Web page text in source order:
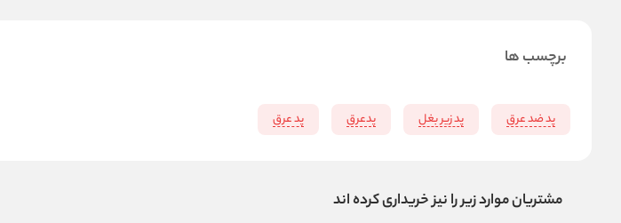
برچسب ها
پد ضد عرق پد زیر بغل پدعرق پد عرق
مشتریان موارد زیر را نیز خریداری کرده اند